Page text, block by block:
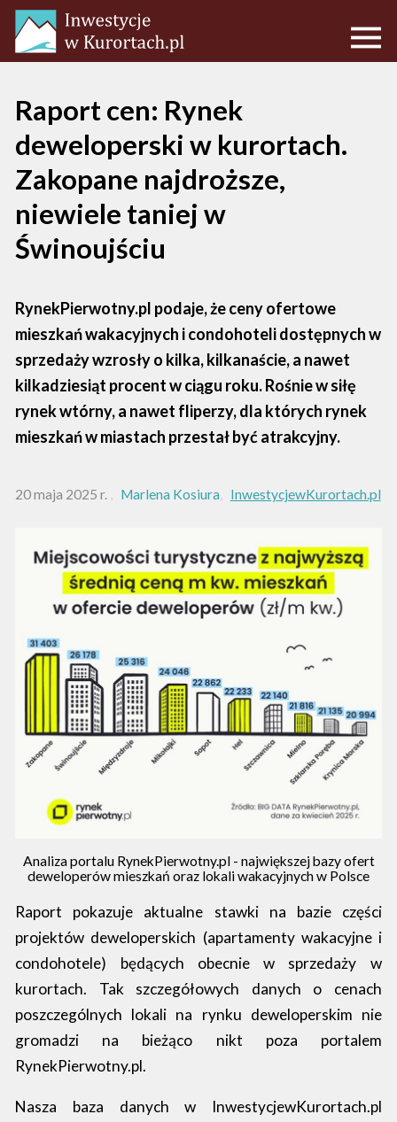
Raport cen: Rynek
deweloperski w kurortach.
Zakopane najdroższe,
niewiele taniej w
Świnoujściu
RynekPierwotny.pl podaje, że ceny ofertowe
mieszkań wakacyjnych i condohoteli dostępnych w
sprzedaży wzrosły o kilka, kilkanaście, a nawet
kilkadziesiąt procent w ciągu roku. Rośnie w siłę
rynek wtórny, a nawet fliperzy, dla których rynek
mieszkań w miastach przestał być atrakcyjny.
20 maja 2025 r. Marlena Kosiura InwestycjewKurortach.pl
Analiza portalu RynekPierwotny.pl - największej bazy ofert
deweloperów mieszkań oraz lokali wakacyjnych w Polsce
Raport pokazuje aktualne stawki na bazie części
projektów deweloperskich (apartamenty wakacyjne i
condohotele) będących obecnie w sprzedaży w
kurortach. Tak szczegółowych danych o cenach
poszczególnych lokali na rynku deweloperskim nie
gromadzi na bieżąco nikt poza portalem
RynekPierwotny.pl.
Nasza baza danych w InwestycjewKurortach.pl